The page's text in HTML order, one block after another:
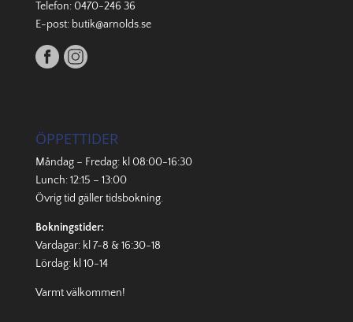
Telefon:0470-246 36
E-post: butik@arnolds.se
ÖPPETTIDER
Måndag – Fredag: kl 08:00-16:30
Lunch: 12:15 – 13:00
Övrig tid gällertidsbokning.
Bokningstider:
Vardagar: kl 7-8 & 16:30-18
Lördag: kl 10-14
Varmt välkommen!